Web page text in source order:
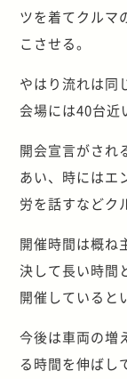
ツを着てクルマ
こさせる。
やはり流れは同
会場には40台近
開会宣言がされ
あい、時にはエ
労を話すなどク
開催時間は概ね
決して長い時間
開催していると
今後は車両の増
る時間を伸ばし